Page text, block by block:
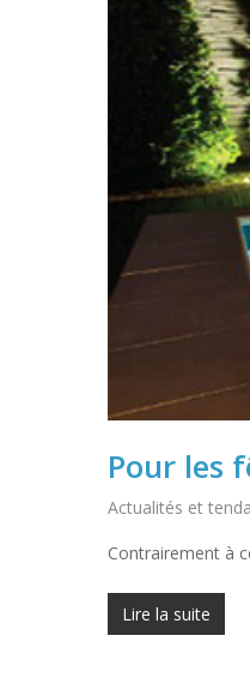
Pour les
Actualités et
Contrairement à
Lire la suite